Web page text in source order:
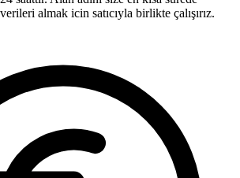
almak icin satıcıyla birlikte çalışırız.